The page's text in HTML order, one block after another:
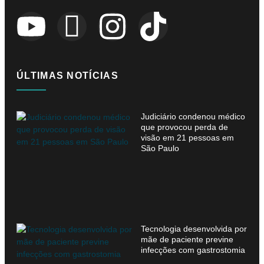
ÚLTIMAS NOTÍCIAS
Judiciário condenou médico
que provocou perda de
visão em 21 pessoas em
São Paulo
Tecnologia desenvolvida por
mãe de paciente previne
infecções com gastrostomia